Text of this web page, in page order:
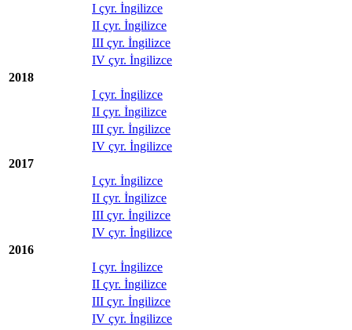
I çyr. İngilizce
II çyr. İngilizce
III çyr. İngilizce
IV çyr. İngilizce
2018
I çyr. İngilizce
II çyr. İngilizce
III çyr. İngilizce
IV çyr. İngilizce
2017
I çyr. İngilizce
II çyr. İngilizce
III çyr. İngilizce
IV çyr. İngilizce
2016
I çyr. İngilizce
II çyr. İngilizce
III çyr. İngilizce
IV çyr. İngilizce